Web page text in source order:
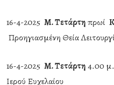
16-4-2025Μ. Τετάρτηπρωί
Προηγιασμένη Θεία
16-4-2025Μ. Τετάρτη 4.00
Ιερού Ευχελαίου